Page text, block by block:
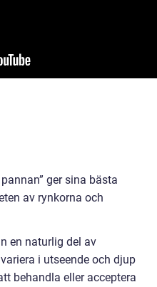
ger sina bästa
av rynkorna och
en naturlig del av
i utseende och djup
behandla eller acceptera